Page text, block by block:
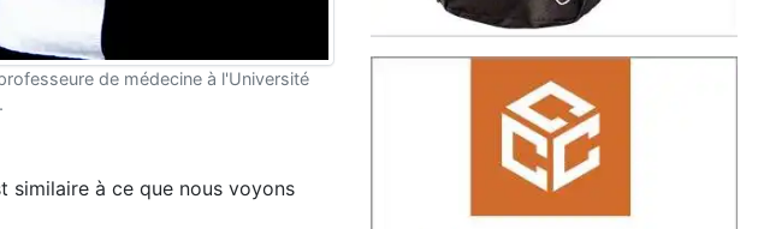
de médecine à l'Université
similaire à ce que nous voyons